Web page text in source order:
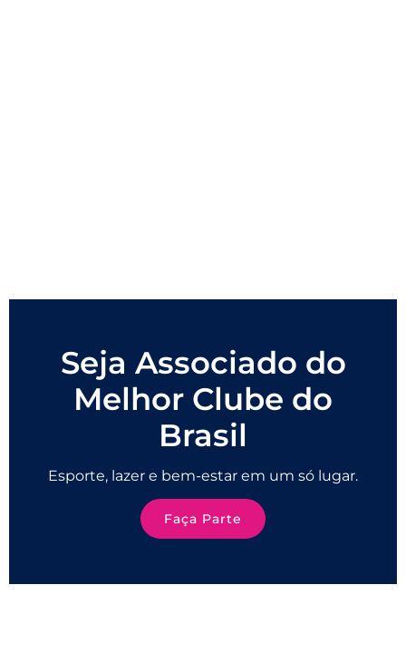
Seja Associado do
Melhor Clube do
Brasil
Esporte, lazer e bem-estar em um só lugar.
Faça Parte